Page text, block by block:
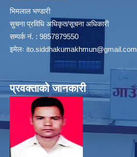
भिमलाल भण्डारी
सुचना प्रविधि अधिकृत/सूचना अधिकारी
सम्पर्क नं. : 9857879550
इमेलः ito.siddhakumakhmun@gmail.com
प्रवक्ताको जानकारी